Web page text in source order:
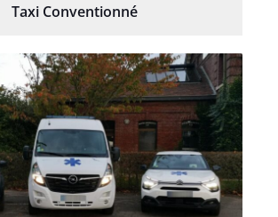
Taxi Conventionné